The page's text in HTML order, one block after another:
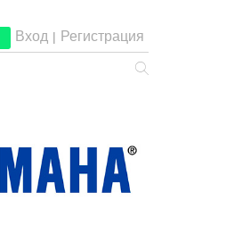
Вход | Регистрация